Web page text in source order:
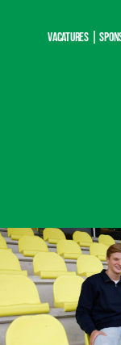
Vacatures |
Home
Nieuws